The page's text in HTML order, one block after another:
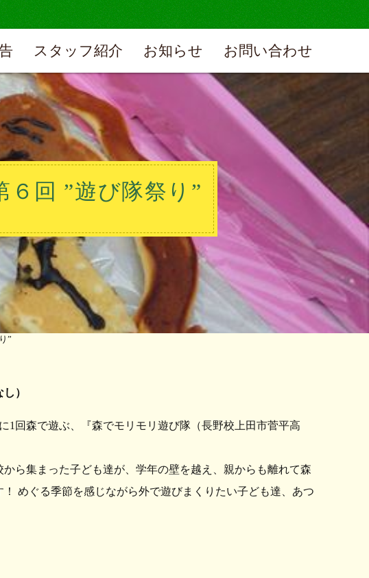
スタッフ紹介 お知らせ お問い合わせ
回 ”遊び隊祭り”
”
）
1回森で遊ぶ、『森でモリモリ遊び隊（長野校上田市菅平高
から集まった子ども達が、学年の壁を越え、親からも離れて森
！ めぐる季節を感じながら外で遊びまくりたい子ども達、あつ